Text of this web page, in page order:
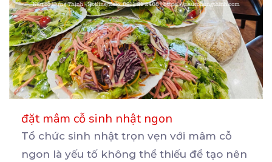
đặt mâm cỗ sinh nhật ngon
Tổ chức sinh nhật trọn vẹn với mâm cỗ
ngon là yếu tố không thể thiếu để tạo nên